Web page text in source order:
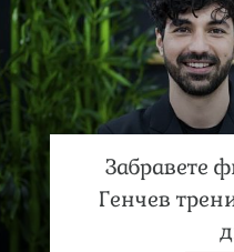
Забравете
Генчев